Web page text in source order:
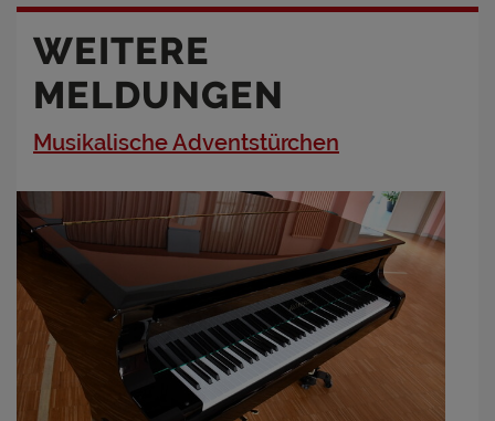
WEITERE
MELDUNGEN
Musikalische Adventstürchen